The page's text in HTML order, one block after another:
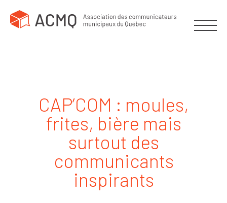
CAP’COM : moules,
frites, bière mais
surtout des
communicants
inspirants